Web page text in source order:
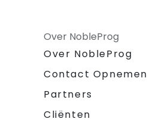
Over NobleProg
Over NobleProg
Contact Opnemen
Partners
Cliënten